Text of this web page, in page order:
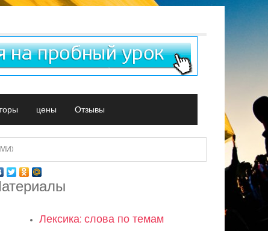
цены Отзывы
Лексика: слова по темам